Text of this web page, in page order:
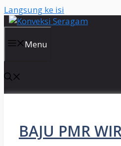
Langsung ke isi
Menu
BAJU PMR